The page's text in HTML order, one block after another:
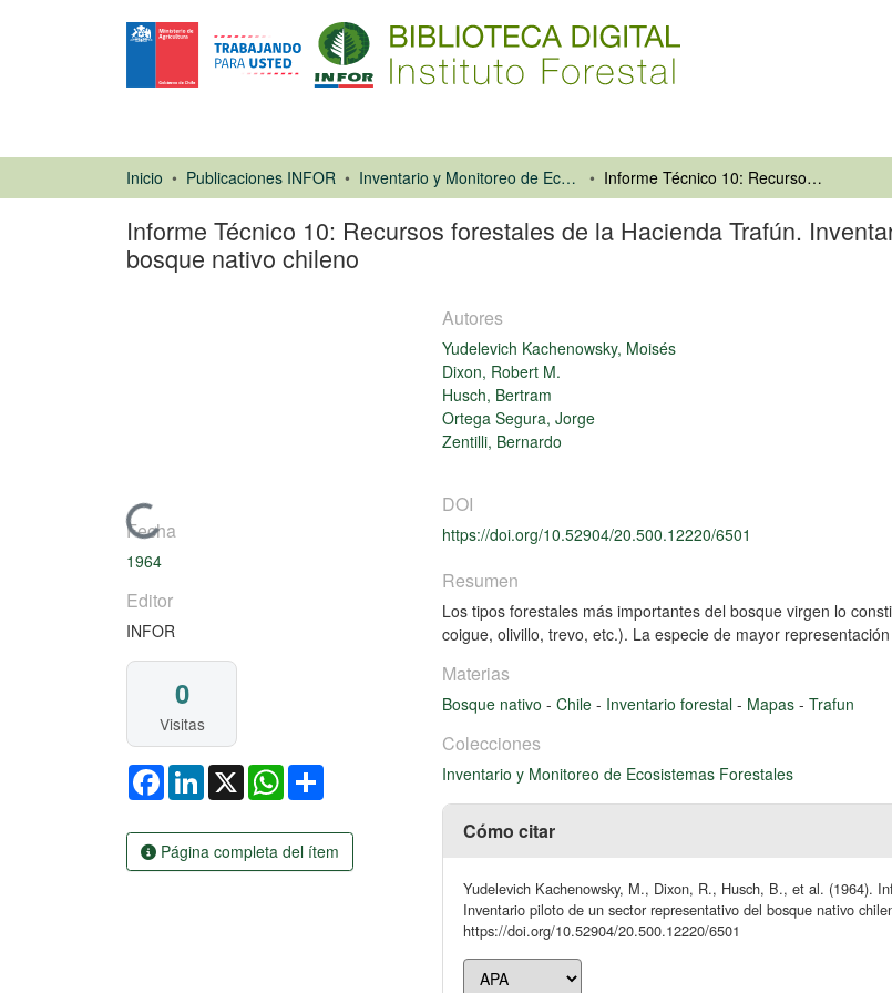
Inicio Publicaciones INFOR Inventario y Monitoreo de Ecosistemas Forestales Informe Técnico 10: Recursos forestales de la Hacienda Trafún. Inventario piloto de un sector representativo del bosque nativo chileno
Informe Técnico 10: Recursos forestales de la Hacienda Trafún.
bosque nativo chileno
Cargando...
Fecha
1964
Editor
INFOR
0
Visitas
FacebookLinkedIn
X WhatsApp
Página completa del ítem
Autores
Yudelevich Kachenowsky, Moisés
Dixon, Robert M.
Husch, Bertram
Ortega Segura, Jorge
Zentilli, Bernardo
DOI
https://doi.org/10.52904/20.500.12220/6501
Resumen
Los tipos forestales más importantes del bosque virgen lo
coigue, olivillo, trevo, etc.). La especie de mayor
Materias
Bosque nativo - Chile - Inventario forestal - Mapas - Trafun
Colecciones
Inventario y Monitoreo de Ecosistemas Forestales
Cómo citar
Yudelevich Kachenowsky, M., Dixon, R., Husch, B., et al. (1964).
Inventario piloto de un sector representativo del bosque nativo
https://doi.org/10.52904/20.500.12220/6501